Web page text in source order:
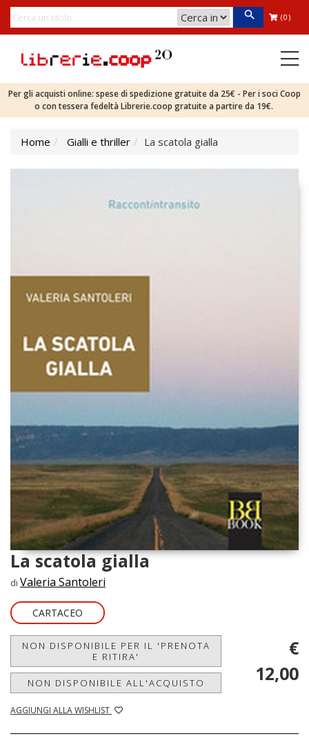
(0)
Per gli acquisti online: spese di spedizione gratuite da 25€ - Per i soci Coop
o con tessera fedeltà Librerie.coop gratuite a partire da 19€.
Home Gialli e thriller La scatola gialla
La scatola gialla
di Valeria Santoleri
CARTACEO
NON DISPONIBILE PER IL 'PRENOTA
E RITIRA'
NON DISPONIBILE ALL'ACQUISTO
AGGIUNGI ALLA WISHLIST
€
12,00